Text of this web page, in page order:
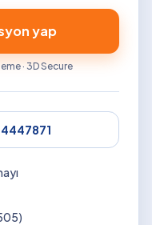
yap
· 3D Secure
4447871